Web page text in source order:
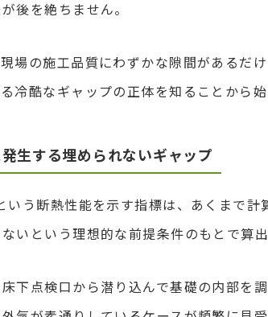
後を絶ちません。
場の施工品質にわずかな隙間があるだ
酷なギャップの正体を知ることから始
生する埋められないギャップ
う断熱性能を示す指標は、あくまで計
いという理想的な前提条件のもとで算出
下点検口から潜り込んで基礎の内部を